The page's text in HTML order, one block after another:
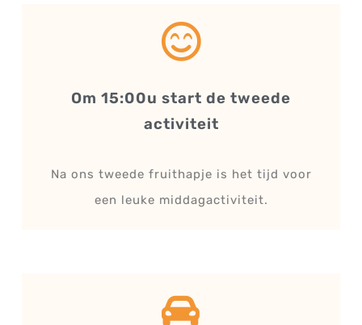
Om 15:00u start de tweede
activiteit
Na ons tweede fruithapje is het tijd voor
een leuke middagactiviteit.